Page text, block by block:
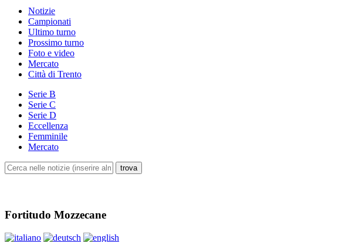
Notizie
Campionati
Ultimo turno
Prossimo turno
Foto e video
Mercato
Città di Trento
Serie B
Serie C
Serie D
Eccellenza
Femminile
Mercato
Fortitudo Mozzecane